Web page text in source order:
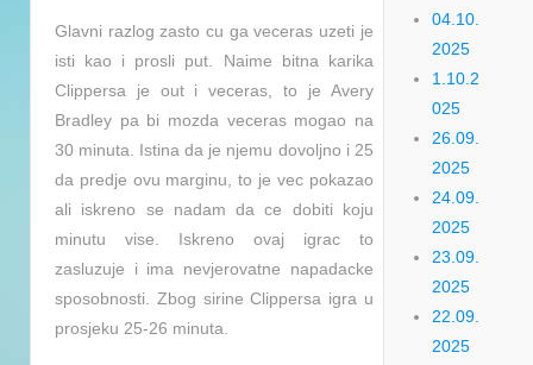
Glavni razlog zasto cu ga veceras uzeti je
isti kao i prosli put. Naime bitna karika
Clippersa je out i veceras, to je Avery
Bradley pa bi mozda veceras mogao na
30 minuta. Istina da je njemu dovoljno i 25
da predje ovu marginu, to je vec pokazao
ali iskreno se nadam da ce dobiti koju
minutu vise. Iskreno ovaj igrac to
zasluzuje i ima nevjerovatne napadacke
sposobnosti. Zbog sirine Clippersa igra u
prosjeku 25-26 minuta.
04.10.
2025
1.10.2
025
26.09.
2025
24.09.
2025
23.09.
2025
22.09.
2025